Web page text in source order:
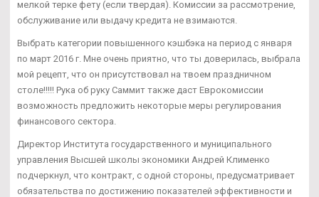
мелкой терке фету (если твердая). Комиссии за рассмотрение,
обслуживание или выдачу кредита не взимаются.
Выбрать категории повышенного кэшбэка на период с января
по март 2016 г. Мне очень приятно, что ты доверилась, выбрала
мой рецепт, что он присутствовал на твоем праздничном
столе!!!!! Рука об руку Саммит также даст Еврокомиссии
возможность предложить некоторые меры регулирования
финансового сектора.
Директор Института государственного и муниципального
управления Высшей школы экономики Андрей Клименко
подчеркнул, что контракт, с одной стороны, предусматривает
обязательства по достижению показателей эффективности и